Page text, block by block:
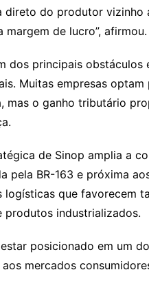
direto do produtor
de lucro”, afirmou.
dos principais obstáculos
Muitas empresas
mas o ganho tributário
de Sinop amplia a
pela BR-163 e próxima
que favorecem
industrializados.
posicionado em um
mercados